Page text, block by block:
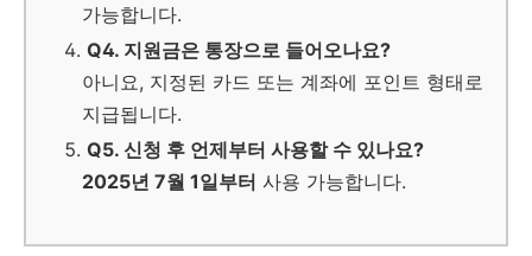
가능합니다.
Q4. 지원금은 통장으로 들어오나요?
아니요, 지정된 카드 또는 계좌에 포인트 형태로
지급됩니다.
Q5. 신청 후 언제부터 사용할 수 있나요?
2025년 7월 1일부터 사용 가능합니다.